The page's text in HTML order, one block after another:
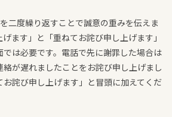
二度繰り返すことで誠意の重みを伝えま
ます」と「重ねてお詫び申し上げます」
は必要です。電話で先に謝罪した場合は
絡が遅れましたことをお詫び申し上げまし
詫び申し上げます」と冒頭に加えてくだ